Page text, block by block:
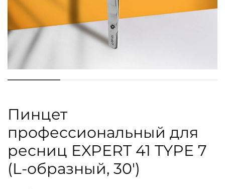
Пинцет
профессиональный для
ресниц EXPERT 41 TYPE 7
(L-образный, 30′)